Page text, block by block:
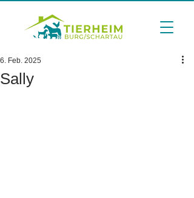
Sally
6. Feb. 2025